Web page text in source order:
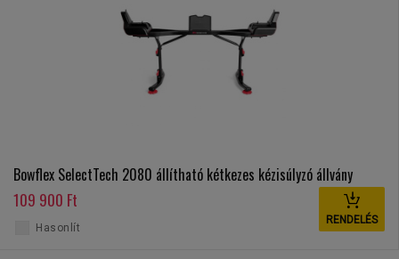
Bowflex SelectTech 2080 állítható kétkezes kézisúlyzó állvány
109 900 Ft
RENDELÉS
Hasonlít